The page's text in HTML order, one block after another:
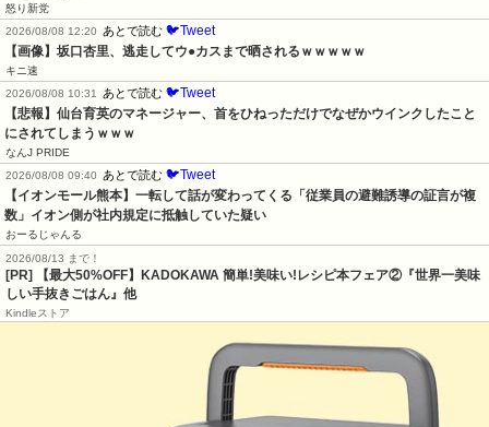
怒り新党
2026/08/08 12:20
あとで読む 🐦Tweet
【画像】坂口杏里、逃走してウ●カスまで晒されるｗｗｗｗｗ
キニ速
2026/08/08 10:31
あとで読む 🐦Tweet
【悲報】仙台育英のマネージャー、首をひねっただけでなぜかウインクしたこと
にされてしまうｗｗｗ
なんJ PRIDE
2026/08/08 09:40
あとで読む 🐦Tweet
【イオンモール熊本】一転して話が変わってくる「従業員の避難誘導の証言が複
数」イオン側が社内規定に抵触していた疑い
おーるじゃんる
2026/08/13 まで！
[PR] 【最大50%OFF】KADOKAWA 簡単!美味い!レシピ本フェア②『世界一美味
しい手抜きごはん』他
Kindleストア